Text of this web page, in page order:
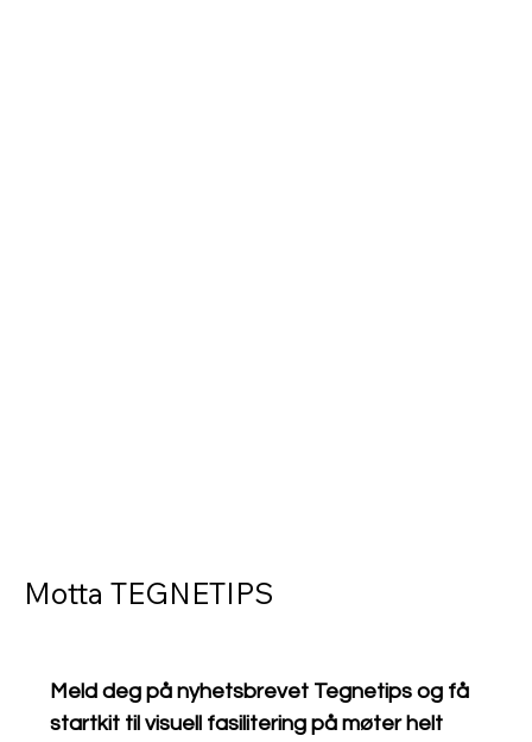
Meld deg på nyhetsbrevet Tegnetips og få
startkit til visuell fasilitering på møter helt
Motta TEGNETIPS